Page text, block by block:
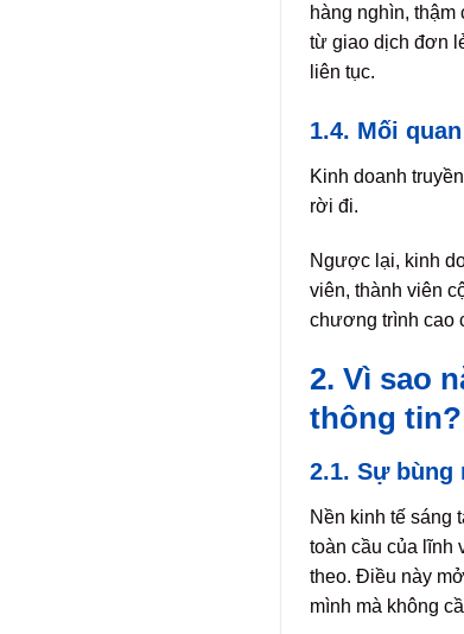
hàng nghìn,
từ giao dịch đơn
liên tục.
1.4. Mối
Kinh doanh
rời đi.
Ngược lại, kinh
viên, thành viên
chương trình cao
2. Vì sao
thông tin?
2.1. Sự bùng
Nền kinh tế sáng
toàn cầu của lĩnh
theo. Điều này
mình mà không